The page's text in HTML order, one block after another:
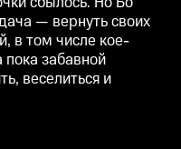
— вернуть своих
в том числе кое-
забавной
веселиться и